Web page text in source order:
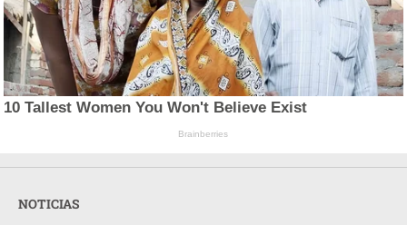
10 Tallest Women You Won't Believe Exist
Brainberries
NOTICIAS